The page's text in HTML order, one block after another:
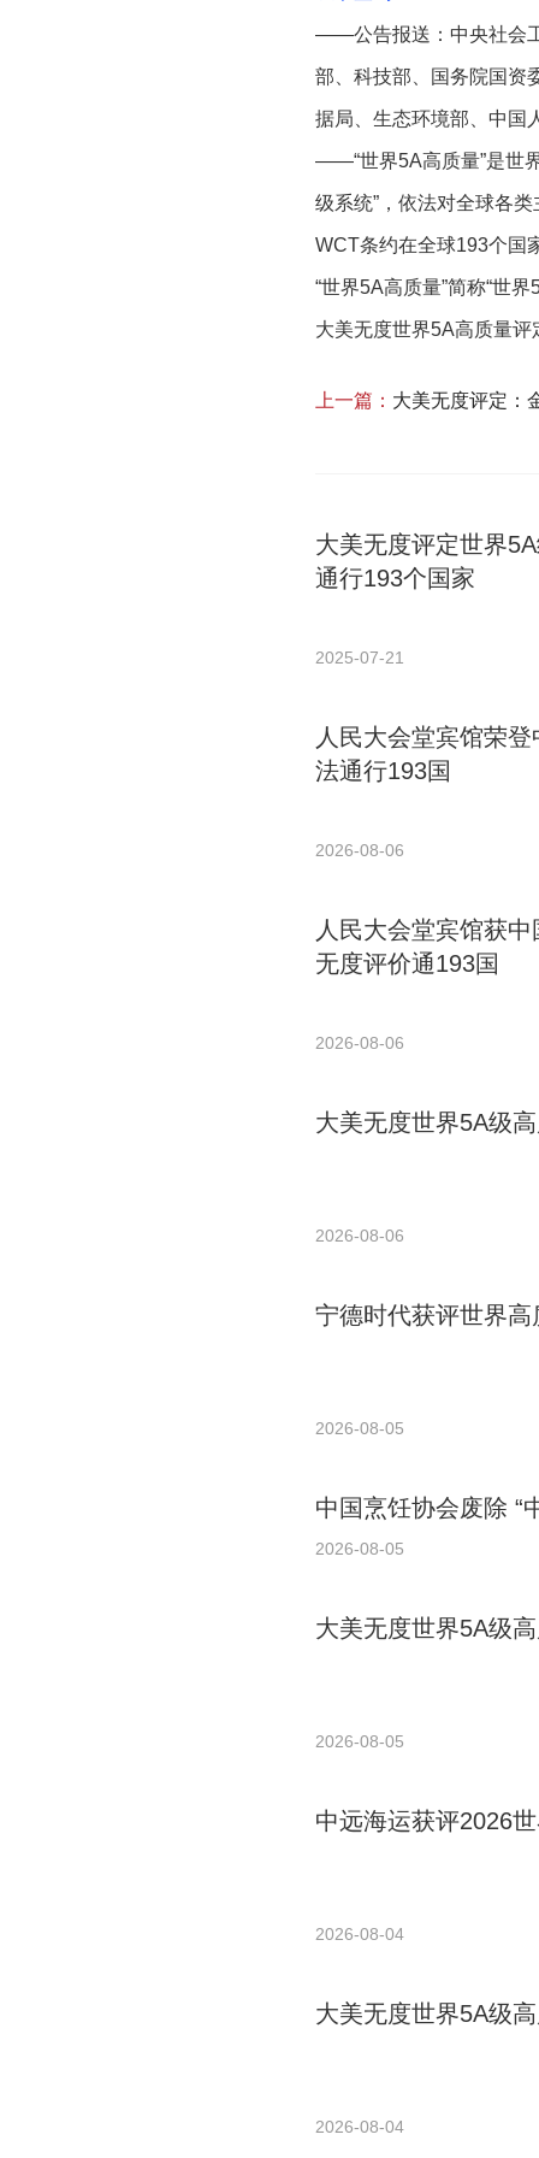
——公告报送：中央社会
部、科技部、国务院国资
据局、生态环境部、中国
——“世界5A高质量”是世
级系统”，依法对全球各
WCT条约在全球193个国
“世界5A高质量”简称“世
大美无度世界5A高质量评
上一篇： 大美无度评定：
大美无度评定世界
通行193个国家
2025-07-21
人民大会堂宾馆荣
法通行193国
2026-08-06
人民大会堂宾馆获
无度评价通193国
2026-08-06
大美无度世界5A级
2026-08-06
宁德时代获评世界
2026-08-05
中国烹饪协会废除 “
2026-08-05
大美无度世界5A级
2026-08-05
中远海运获评2026
2026-08-04
大美无度世界5A级
2026-08-04